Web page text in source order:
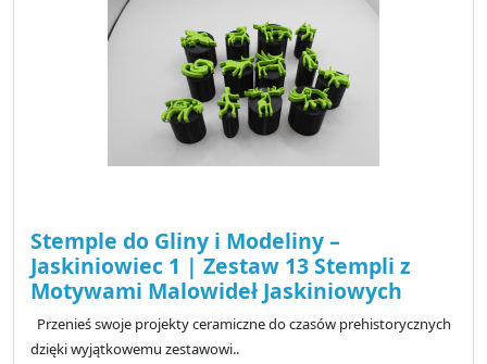
Stemple do Gliny i Modeliny –
Jaskiniowiec 1 | Zestaw 13 Stempli z
Motywami Malowideł Jaskiniowych
Przenieś swoje projekty ceramiczne do czasów prehistorycznych
dzięki wyjątkowemu zestawowi..